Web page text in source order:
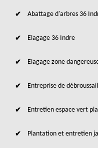
Abattage d'arbres 36
Elagage 36 Indre
Elagage zone
Entreprise de
Entretien espace vert
Plantation et entretien